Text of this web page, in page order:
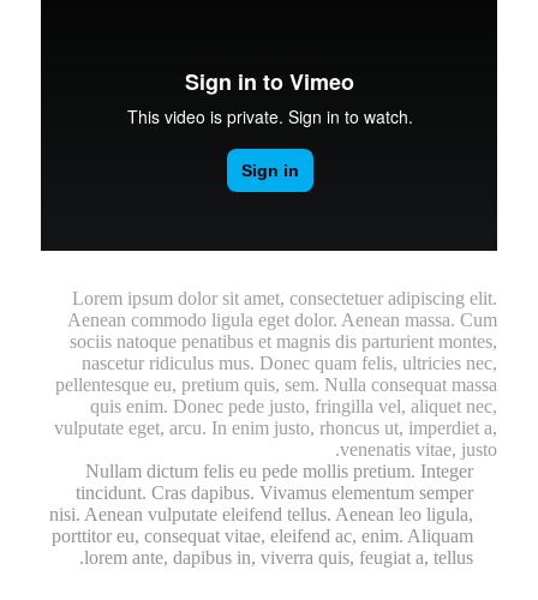
Lorem ipsum dolor sit amet, consectetuer adipiscing elit.
Aenean commodo ligula eget dolor. Aenean massa. Cum
sociis natoque penatibus et magnis dis parturient montes,
nascetur ridiculus mus. Donec quam felis, ultricies nec,
pellentesque eu, pretium quis, sem. Nulla consequat massa
quis enim. Donec pede justo, fringilla vel, aliquet nec,
vulputate eget, arcu. In enim justo, rhoncus ut, imperdiet a,
venenatis vitae, justo.
Nullam dictum felis eu pede mollis pretium. Integer
tincidunt. Cras dapibus. Vivamus elementum semper
nisi. Aenean vulputate eleifend tellus. Aenean leo ligula,
porttitor eu, consequat vitae, eleifend ac, enim. Aliquam
lorem ante, dapibus in, viverra quis, feugiat a, tellus.